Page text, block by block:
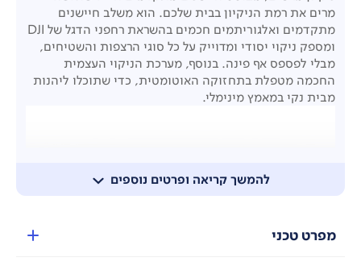
להמשך קריאה ופרטים נוספים
מרים את רמת הניקיון בבית שלכם. הוא משלב חיישנים
מתקדמים ואלגוריתמים חכמים בהשראת רחפני הדגל של DJI
ומספק ניקוי יסודי ומדוייק על כל סוגי הרצפות והשטיחים,
מבלי לפספס אף פינה. בנוסף, מערכת הניקוי העצמית
החכמה מטפלת בתחזוקה האוטומטית, כדי שתוכלו ליהנות
מבית נקי במאמץ מינימלי.
מפרט טכני